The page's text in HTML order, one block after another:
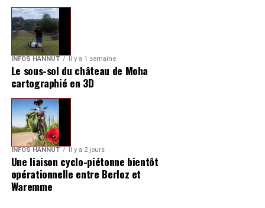
INFOS HANNUT Il y a 1 semaine
Le sous-sol du château de Moha
cartographié en 3D
INFOS HANNUT Il y a 2 jours
Une liaison cyclo-piétonne bientôt
opérationnelle entre Berloz et
Waremme